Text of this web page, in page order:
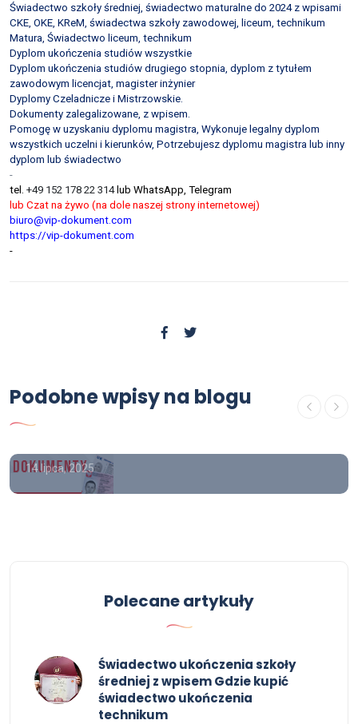
Świadectwo szkoły średniej, świadectwo maturalne do 2024 z wpisami
CKE, OKE, KReM, świadectwa szkoły zawodowej, liceum, technikum
Matura, Świadectwo liceum, technikum
Dyplom ukończenia studiów wszystkie
Dyplom ukończenia studiów drugiego stopnia, dyplom z tytułem
zawodowym licencjat, magister inżynier
Dyplomy Czeladnicze i Mistrzowskie.
Dokumenty zalegalizowane, z wpisem.
Pomogę w uzyskaniu dyplomu magistra, Wykonuje legalny dyplom
wszystkich uczelni i kierunków, Potrzebujesz dyplomu magistra lub inny
dyplom lub świadectwo
-
tel. +49 152 178 22 314lub WhatsApp, Telegram
lub Czat na żywo (na dole naszej strony internetowej)
biuro@vip-dokument.com
https://vip-dokument.com
-
Podobne wpisy na blogu
Gdzie kupić wykształcenie
średnie?
14 lipca, 2025
Polecane artykuły
Świadectwo ukończenia szkoły
średniej z wpisem Gdzie kupić
świadectwo ukończenia
technikum